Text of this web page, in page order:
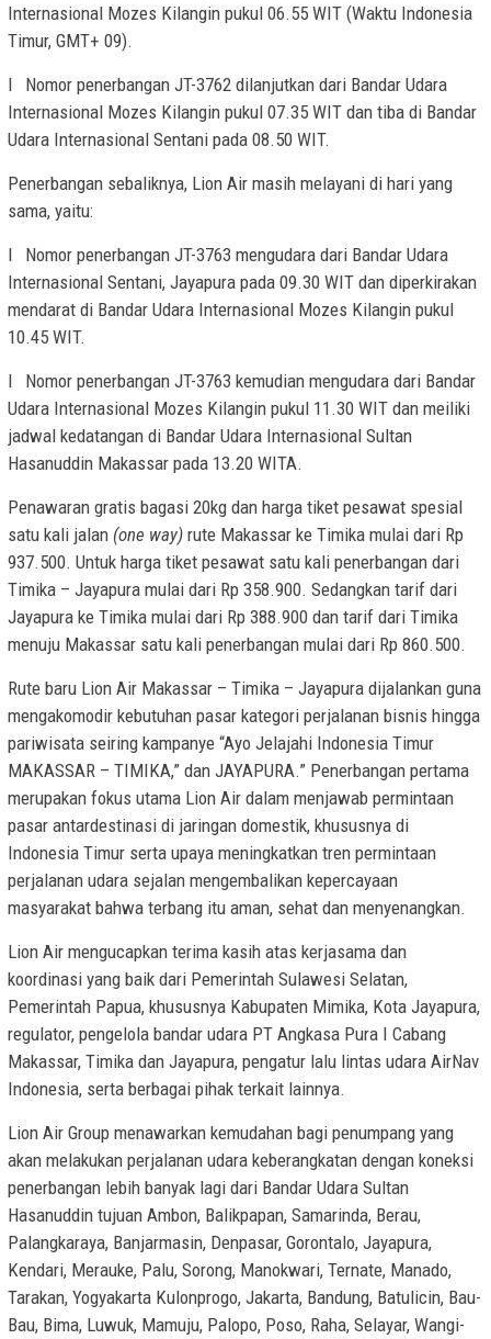
Internasional Mozes Kilangin pukul 06.55 WIT (Waktu Indonesia
Timur, GMT+ 09).
l Nomor penerbangan JT-3762 dilanjutkan dari Bandar Udara
Internasional Mozes Kilangin pukul 07.35 WIT dan tiba di Bandar
Udara Internasional Sentani pada 08.50 WIT.
Penerbangan sebaliknya, Lion Air masih melayani di hari yang
sama, yaitu:
l Nomor penerbangan JT-3763 mengudara dari Bandar Udara
Internasional Sentani, Jayapura pada 09.30 WIT dan diperkirakan
mendarat di Bandar Udara Internasional Mozes Kilangin pukul
10.45 WIT.
l Nomor penerbangan JT-3763 kemudian mengudara dari Bandar
Udara Internasional Mozes Kilangin pukul 11.30 WIT dan meiliki
jadwal kedatangan di Bandar Udara Internasional Sultan
Hasanuddin Makassar pada 13.20 WITA.
Penawaran gratis bagasi 20kg dan harga tiket pesawat spesial
satu kali jalan (one way) rute Makassar ke Timika mulai dari Rp
937.500. Untuk harga tiket pesawat satu kali penerbangan dari
Timika – Jayapura mulai dari Rp 358.900. Sedangkan tarif dari
Jayapura ke Timika mulai dari Rp 388.900 dan tarif dari Timika
menuju Makassar satu kali penerbangan mulai dari Rp 860.500.
Rute baru Lion Air Makassar – Timika – Jayapura dijalankan guna
mengakomodir kebutuhan pasar kategori perjalanan bisnis hingga
pariwisata seiring kampanye “Ayo Jelajahi Indonesia Timur
MAKASSAR – TIMIKA,” dan JAYAPURA.” Penerbangan pertama
merupakan fokus utama Lion Air dalam menjawab permintaan
pasar antardestinasi di jaringan domestik, khususnya di
Indonesia Timur serta upaya meningkatkan tren permintaan
perjalanan udara sejalan mengembalikan kepercayaan
masyarakat bahwa terbang itu aman, sehat dan menyenangkan.
Lion Air mengucapkan terima kasih atas kerjasama dan
koordinasi yang baik dari Pemerintah Sulawesi Selatan,
Pemerintah Papua, khususnya Kabupaten Mimika, Kota Jayapura,
regulator, pengelola bandar udara PT Angkasa Pura I Cabang
Makassar, Timika dan Jayapura, pengatur lalu lintas udara AirNav
Indonesia, serta berbagai pihak terkait lainnya.
Lion Air Group menawarkan kemudahan bagi penumpang yang
akan melakukan perjalanan udara keberangkatan dengan koneksi
penerbangan lebih banyak lagi dari Bandar Udara Sultan
Hasanuddin tujuan Ambon, Balikpapan, Samarinda, Berau,
Palangkaraya, Banjarmasin, Denpasar, Gorontalo, Jayapura,
Kendari, Merauke, Palu, Sorong, Manokwari, Ternate, Manado,
Tarakan, Yogyakarta Kulonprogo, Jakarta, Bandung, Batulicin, Bau-
Bau, Bima, Luwuk, Mamuju, Palopo, Poso, Raha, Selayar, Wangi-